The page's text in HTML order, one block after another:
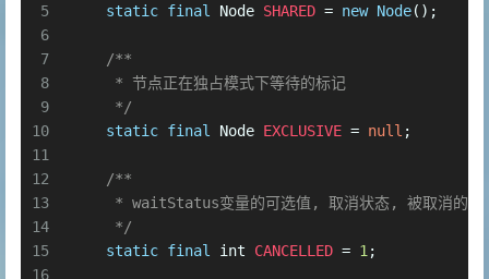
5
6
7
8
9
10
11
12
13
14
15
16
static final Node SHARED = new Node();
/**
     * 节点正在独占模式下等待的标记
     */
static final Node EXCLUSIVE = null ;
/**
* waitStatus变量的可选值, 取消状态, 被取消的节
     */
static final int CANCELLED = 1;